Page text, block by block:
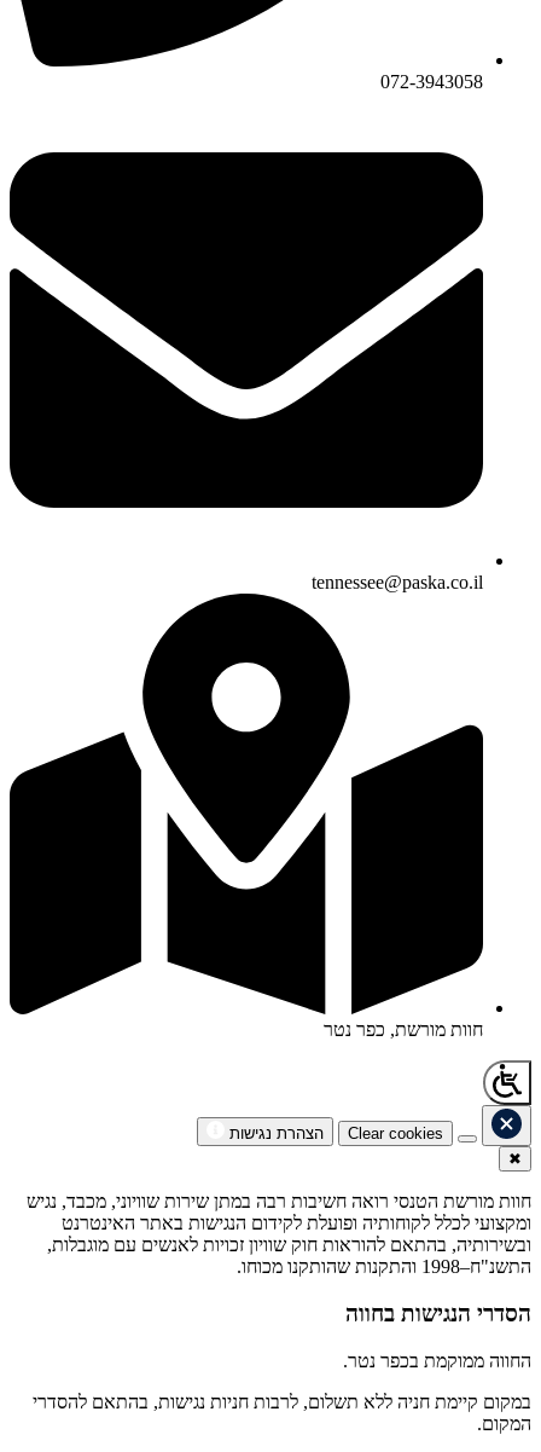
072-3943058
tennessee@paska.co.il
חוות מורשת, כפר נטר
Clear cookies
הצהרת נגישות
✖
חוות מורשת הטנסי רואה חשיבות רבה במתן שירות שוויוני, מכבד, נגיש
ומקצועי לכלל לקוחותיה ופועלת לקידום הנגישות באתר האינטרנט
ובשירותיה, בהתאם להוראות חוק שוויון זכויות לאנשים עם מוגבלות,
התשנ"ח–1998 והתקנות שהותקנו מכוחו.
הסדרי הנגישות בחווה
החווה ממוקמת בכפר נטר.
במקום קיימת חניה ללא תשלום, לרבות חניות נגישות, בהתאם להסדרי
המקום.